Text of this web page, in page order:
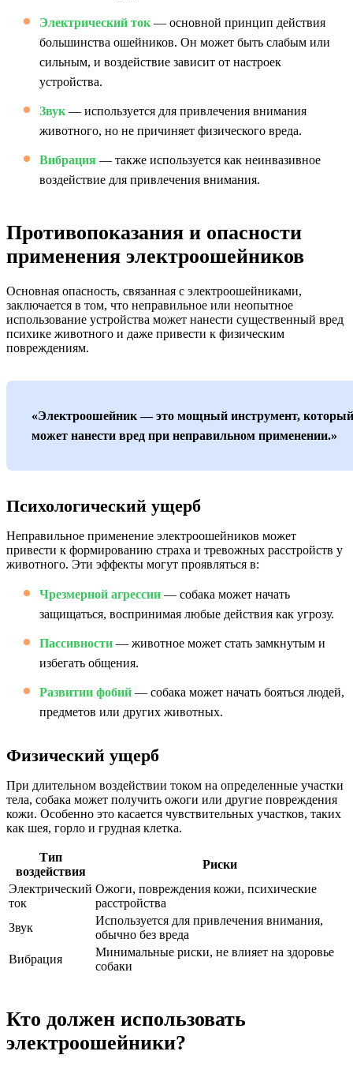
Электрический ток — основной принцип действия
большинства ошейников. Он может быть слабым или
сильным, и воздействие зависит от настроек
устройства.
Звук — используется для привлечения внимания
животного, но не причиняет физического вреда.
Вибрация — также используется как неинвазивное
воздействие для привлечения внимания.
Противопоказания и опасности
применения электроошейников
Основная опасность, связанная с электроошейниками,
заключается в том, что неправильное или неопытное
использование устройства может нанести существенный вред
психике животного и даже привести к физическим
повреждениям.
«Электроошейник — это мощный инструмент, который
может нанести вред при неправильном применении.»
Психологический ущерб
Неправильное применение электроошейников может
привести к формированию страха и тревожных расстройств у
животного. Эти эффекты могут проявляться в:
Чрезмерной агрессии — собака может начать
защищаться, воспринимая любые действия как угрозу.
Пассивности — животное может стать замкнутым и
избегать общения.
Развитии фобий — собака может начать бояться людей,
предметов или других животных.
Физический ущерб
При длительном воздействии током на определенные участки
тела, собака может получить ожоги или другие повреждения
кожи. Особенно это касается чувствительных участков, таких
как шея, горло и грудная клетка.
Тип
воздействия
Риски
Электрический
ток
Ожоги, повреждения кожи, психические
расстройства
Звук
Используется для привлечения внимания,
обычно без вреда
Вибрация
Минимальные риски, не влияет на здоровье
собаки
Кто должен использовать
электроошейники?